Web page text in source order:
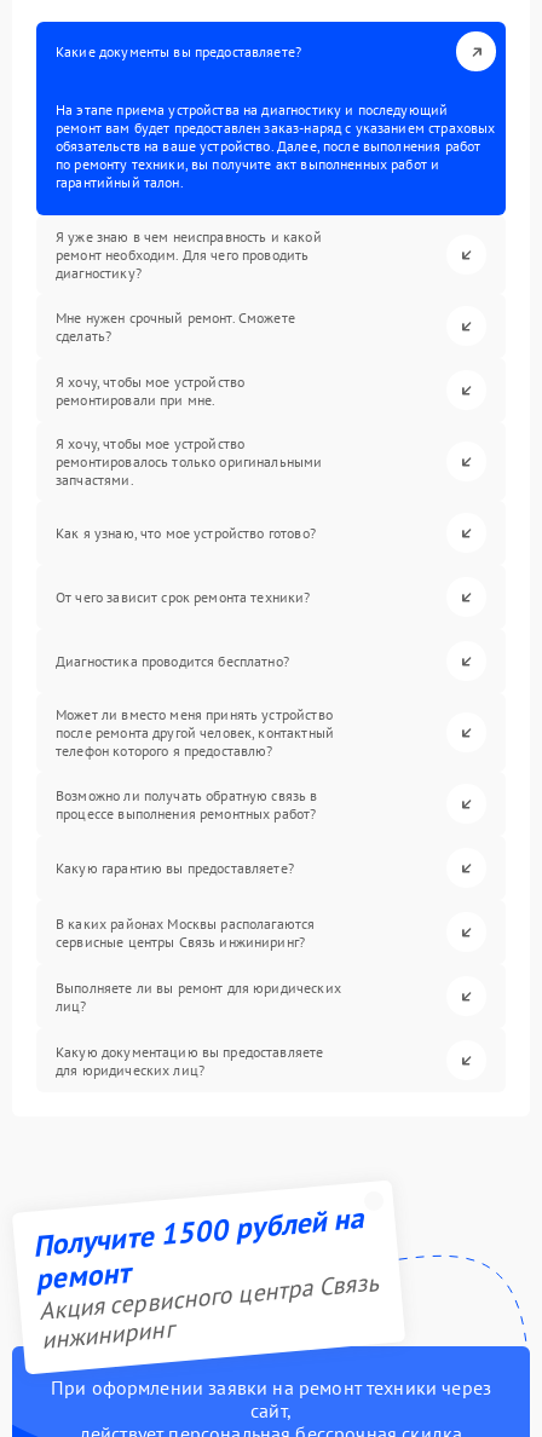
Какие документы вы предоставляете?
На этапе приема устройства на диагностику и последующий
ремонт вам будет предоставлен заказ-наряд с указанием страховых
обязательств на ваше устройство. Далее, после выполнения работ
по ремонту техники, вы получите акт выполненных работ и
гарантийный талон.
Я уже знаю в чем неисправность и какой
ремонт необходим. Для чего проводить
диагностику?
Мне нужен срочный ремонт. Сможете
сделать?
Я хочу, чтобы мое устройство
ремонтировали при мне.
Я хочу, чтобы мое устройство
ремонтировалось только оригинальными
запчастями.
Как я узнаю, что мое устройство готово?
От чего зависит срок ремонта техники?
Диагностика проводится бесплатно?
Может ли вместо меня принять устройство
после ремонта другой человек, контактный
телефон которого я предоставлю?
Возможно ли получать обратную связь в
процессе выполнения ремонтных работ?
Какую гарантию вы предоставляете?
В каких районах Москвы располагаются
сервисные центры Связь инжиниринг?
Выполняете ли вы ремонт для юридических
лиц?
Какую документацию вы предоставляете
для юридических лиц?
Получите 1500 рублей на
ремонт
Акция сервисного центра Связь
инжиниринг
При оформлении заявки на ремонт техники через
сайт,